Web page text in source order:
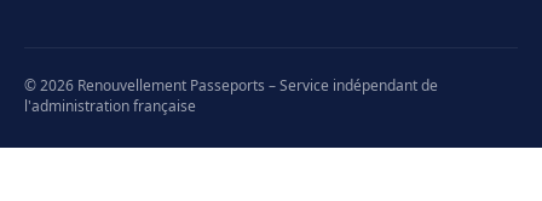
© 2026 Renouvellement Passeports – Service indépendant de
l'administration française